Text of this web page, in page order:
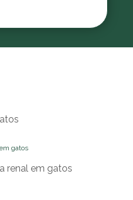
renal em gatos